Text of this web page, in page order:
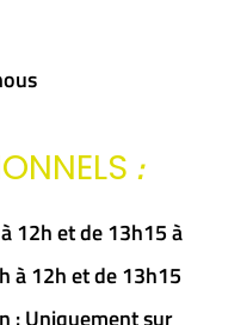
:
12h et de 13h15 à
à 12h et de 13h15